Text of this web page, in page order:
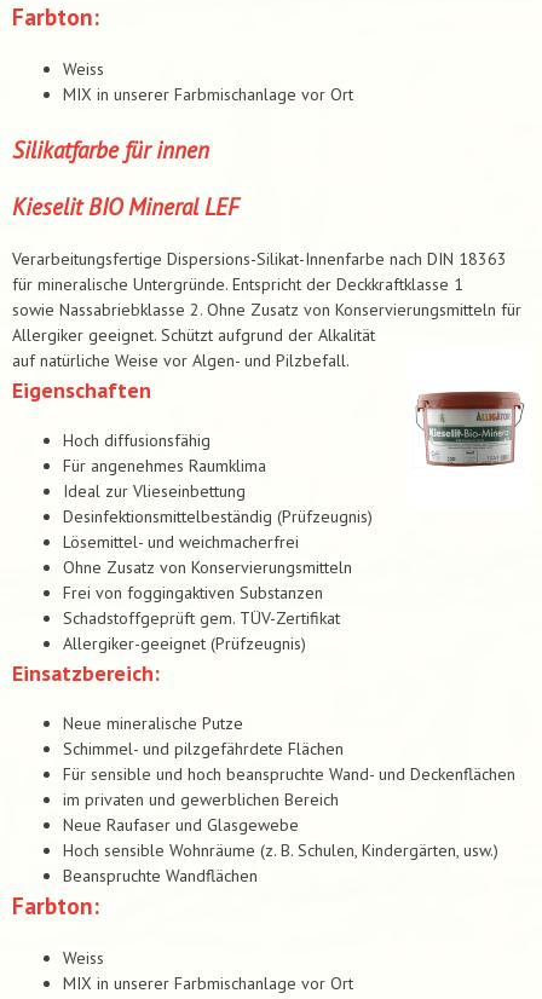
Farbton:
Weiss
MIX in unserer Farbmischanlage vor Ort
Silikatfarbe für innen
Kieselit BIO Mineral LEF
Verarbeitungsfertige Dispersions-Silikat-Innenfarbe nach DIN 18363
für mineralische Untergründe. Entspricht der Deckkraftklasse 1
sowie Nassabriebklasse 2. Ohne Zusatz von Konservierungsmitteln für
Allergiker geeignet. Schützt aufgrund der Alkalität
auf natürliche Weise vor Algen- und Pilzbefall.
Eigenschaften
Hoch diffusionsfähig
Für angenehmes Raumklima
Ideal zur Vlieseinbettung
Desinfektionsmittelbeständig (Prüfzeugnis)
Lösemittel- und weichmacherfrei
Ohne Zusatz von Konservierungsmitteln
Frei von foggingaktiven Substanzen
Schadstoffgeprüft gem. TÜV-Zertifikat
Allergiker-geeignet (Prüfzeugnis)
Einsatzbereich:
Neue mineralische Putze
Schimmel- und pilzgefährdete Flächen
Für sensible und hoch beanspruchte Wand- und Deckenflächen
im privaten und gewerblichen Bereich
Neue Raufaser und Glasgewebe
Hoch sensible Wohnräume (z. B. Schulen, Kindergärten, usw.)
Beanspruchte Wandflächen
Farbton:
Weiss
MIX in unserer Farbmischanlage vor Ort